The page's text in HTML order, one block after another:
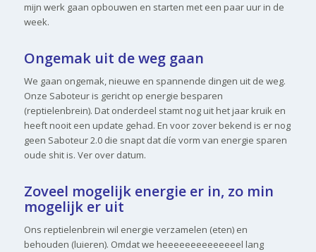
mijn werk gaan opbouwen en starten met een paar uur in de
week.
Ongemak uit de weg gaan
We gaan ongemak, nieuwe en spannende dingen uit de weg.
Onze Saboteur is gericht op energie besparen
(reptielenbrein). Dat onderdeel stamt nog uit het jaar kruik en
heeft nooit een update gehad. En voor zover bekend is er nog
geen Saboteur 2.0 die snapt dat díe vorm van energie sparen
oude shit is. Ver over datum.
Zoveel mogelijk energie er in, zo min
mogelijk er uit
Ons reptielenbrein wil energie verzamelen (eten) en
behouden (luieren). Omdat we heeeeeeeeeeeeeel lang